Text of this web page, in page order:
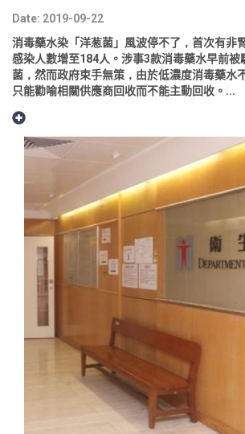
Date: 2019-09-22
消毒藥水染「洋葱菌」風波停不了，首次有非
感染人數增至184人。涉事3款消毒藥水早前被
菌，然而政府束手無策，由於低濃度消毒藥水
只能勸喻相關供應商回收而不能主動回收。...